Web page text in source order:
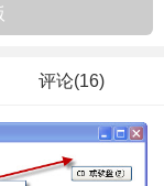
评论(16)